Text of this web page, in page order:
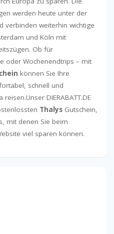
werden heute unter der
verbinden weiterhin wichtige
und Köln mit
Ob für
oder Wochenendtrips – mit
können Sie Ihre
schnell und
DIERABATT.DE
Thalys Gutschein,
mit denen Sie beim
viel sparen können.